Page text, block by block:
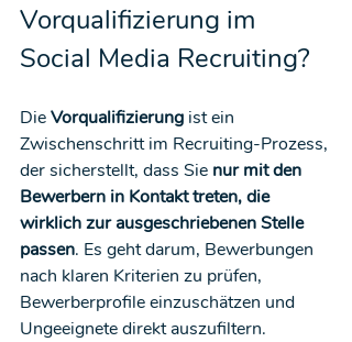
Vorqualifizierung im
Social Media Recruiting?
Die Vorqualifizierung ist ein
Zwischenschritt im Recruiting-Prozess,
der sicherstellt, dass Sie nur mit den
Bewerbern in Kontakt treten, die
wirklich zur ausgeschriebenen Stelle
passen. Es geht darum, Bewerbungen
nach klaren Kriterien zu prüfen,
Bewerberprofile einzuschätzen und
Ungeeignete direkt auszufiltern.